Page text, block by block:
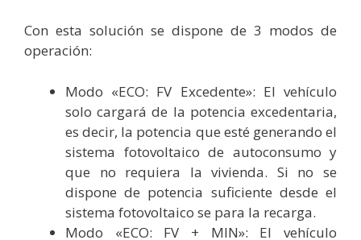
Con esta solución se dispone de 3 modos de
operación:
Modo «ECO: FV Excedente»: El vehículo
solo cargará de la potencia excedentaria,
es decir, la potencia que esté generando el
sistema fotovoltaico de autoconsumo y
que no requiera la vivienda. Si no se
dispone de potencia suficiente desde el
sistema fotovoltaico se para la recarga.
Modo «ECO: FV + MIN»: El vehículo